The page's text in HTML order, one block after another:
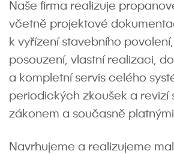
Naše firma realizuje
včetně projektové
k vyřízení stavebního
posouzení, vlastní realizaci,
a kompletní servis celého
periodických zkoušek a revizí
zákonem a současně
Navrhujeme a realizujeme